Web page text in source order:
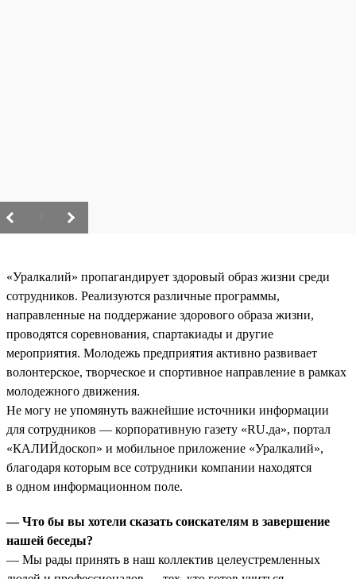
«Уралкалий» пропагандирует здоровый образ жизни среди
сотрудников. Реализуются различные программы,
направленные на поддержание здорового образа жизни,
проводятся соревнования, спартакиады и другие
мероприятия. Молодежь предприятия активно развивает
волонтерское, творческое и спортивное направление в рамках
молодежного движения.
Не могу не упомянуть важнейшие источники информации
для сотрудников — корпоративную газету «RU.да», портал
«КАЛИЙдоскоп» и мобильное приложение «Уралкалий»,
благодаря которым все сотрудники компании находятся
в одном информационном поле.
— Что бы вы хотели сказать соискателям в завершение
нашей беседы?
— Мы рады принять в наш коллектив целеустремленных